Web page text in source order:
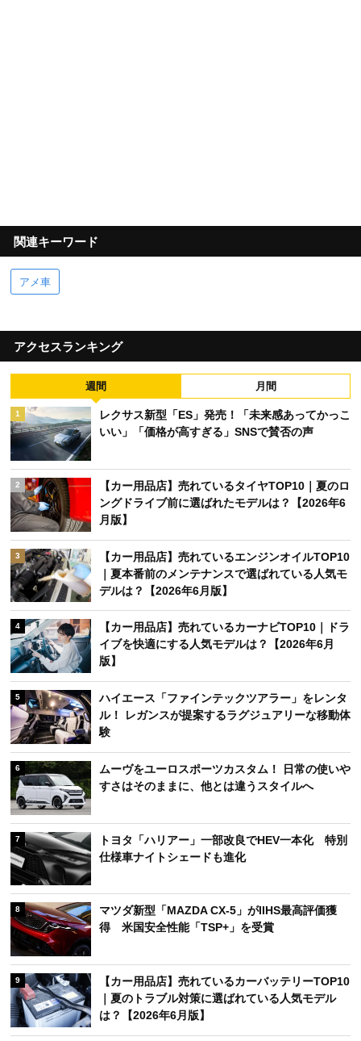
関連キーワード
アメ車
アクセスランキング
週間 月間
1
レクサス新型「ES」発売！「未来感あってかっこ
いい」「価格が高すぎる」SNSで賛否の声
2
【カー用品店】売れているタイヤTOP10｜夏のロ
ングドライブ前に選ばれたモデルは？【2026年6
月版】
3
【カー用品店】売れているエンジンオイルTOP10
｜夏本番前のメンテナンスで選ばれている人気モ
デルは？【2026年6月版】
4
【カー用品店】売れているカーナビTOP10｜ドラ
イブを快適にする人気モデルは？【2026年6月
版】
5
ハイエース「ファインテックツアラー」をレンタ
ル！ レガンスが提案するラグジュアリーな移動体
験
6
ムーヴをユーロスポーツカスタム！ 日常の使いや
すさはそのままに、他とは違うスタイルへ
7
トヨタ「ハリアー」一部改良でHEV一本化 特別
仕様車ナイトシェードも進化
8
マツダ新型「MAZDA CX-5」がIIHS最高評価獲
得 米国安全性能「TSP+」を受賞
9
【カー用品店】売れているカーバッテリーTOP10
｜夏のトラブル対策に選ばれている人気モデル
は？【2026年6月版】